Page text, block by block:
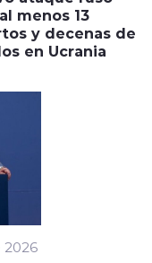
menos 13
y decenas de
en Ucrania
2026